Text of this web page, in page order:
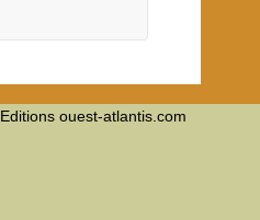
Editions ouest-atlantis.com